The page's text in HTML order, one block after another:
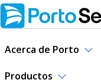
Acerca de Porto
Productos